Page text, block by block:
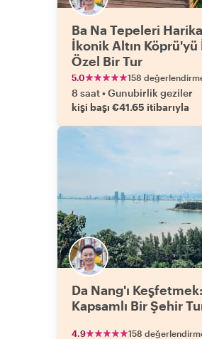
Ba Na Tepeleri
İkonik Altın Köprü'yü
Özel Bir Tur
5.0 158
8 saat•Gunubirlik geziler
kişi başı €41.65 itibarıyla
Da Nang'ı Keşfetmek:
Kapsamlı Bir Şehir
4.9 158